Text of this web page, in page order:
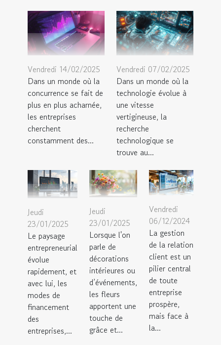
Vendredi 14/02/2025
Dans un monde où la
concurrence se fait de
plus en plus acharnée,
les entreprises
cherchent
constamment des...
Vendredi 07/02/2025
Dans un monde où la
technologie évolue à
une vitesse
vertigineuse, la
recherche
technologique se
trouve au...
Jeudi
23/01/2025
Le paysage
entrepreneurial
évolue
rapidement, et
avec lui, les
modes de
financement
des
entreprises,...
Jeudi
23/01/2025
Lorsque l'on
parle de
décorations
intérieures ou
d’événements,
les fleurs
apportent une
touche de
grâce et...
Vendredi
06/12/2024
La gestion
de la relation
client est un
pilier central
de toute
entreprise
prospère,
mais face à
la...